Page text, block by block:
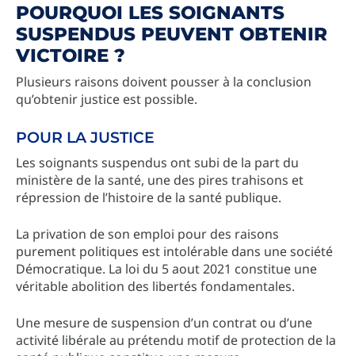
POURQUOI LES SOIGNANTS
SUSPENDUS PEUVENT OBTENIR
VICTOIRE ?
Plusieurs raisons doivent pousser à la conclusion
qu’obtenir justice est possible.
POUR LA JUSTICE
Les soignants suspendus ont subi de la part du
ministère de la santé, une des pires trahisons et
répression de l’histoire de la santé publique.
La privation de son emploi pour des raisons
purement politiques est intolérable dans une société
Démocratique. La loi du 5 aout 2021 constitue une
véritable abolition des libertés fondamentales.
Une mesure de suspension d’un contrat ou d’une
activité libérale au prétendu motif de protection de la